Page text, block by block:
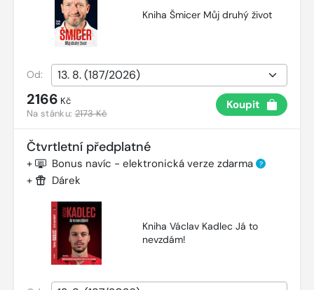
Kniha Šmicer Můj druhý život
Od:
2166 Kč
Na stánku:2173 Kč
Koupit
Čtvrtletní předplatné
+ Bonus navíc - elektronická verze zdarma ?
+ Dárek
Kniha Václav Kadlec Já to
nevzdám!